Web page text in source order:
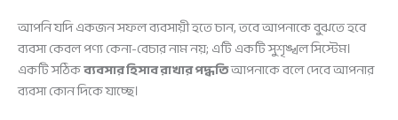
আপনি যদি একজন সফল ব্যবসায়ী হতে চান, তবে আপনাকে বুঝতে হবে
ব্যবসা কেবল পণ্য কেনা-বেচার নাম নয়; এটি একটি সুশৃঙ্খল সিস্টেম।
একটি সঠিকব্যবসার হিসাব রাখার পদ্ধতিআপনাকে বলে দেবে আপনার
ব্যবসা কোন দিকে যাচ্ছে।